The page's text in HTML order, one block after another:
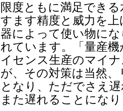
限度ともに満足でき
すます精度と威力を
器によって使い物に
れています。「量産
イセンス生産のマイ
が、その対策は当然
となり、ただでさえ
また遅れることにな